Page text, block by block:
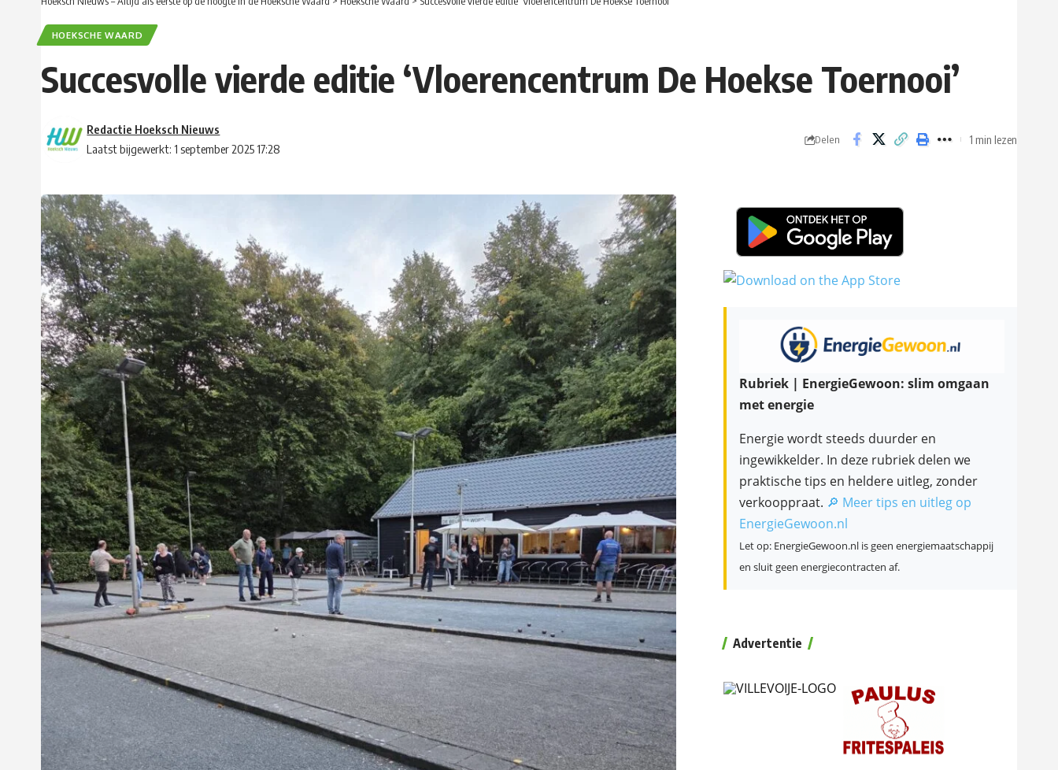
HOEKSCHE WAARD
Succesvolle vierde editie ‘Vloerencentrum De Hoekse Toernooi’
Laatst bijgewerkt: 1 september 2025 17:28
Redactie Hoeksch Nieuws
Delen 1 min lezen
Rubriek | EnergieGewoon: slim omgaan
met energie
Energie wordt steeds duurder en
ingewikkelder. In deze rubriek delen we
praktische tips en heldere uitleg, zonder
verkooppraat. 🔎 Meer tips en uitleg op
EnergieGewoon.nl
Let op: EnergieGewoon.nl is geen energiemaatschappij
en sluit geen energiecontracten af.
Advertentie